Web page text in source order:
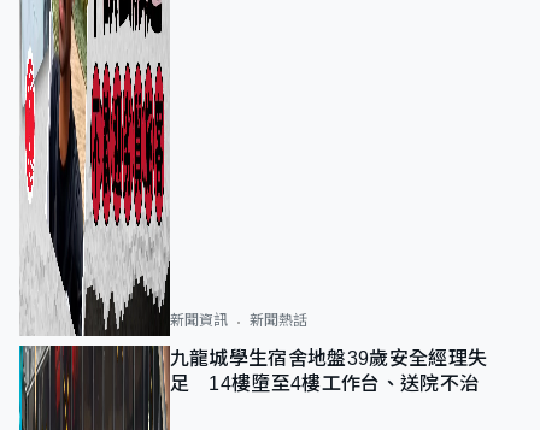
新聞資訊 新聞熱話
九龍城學生宿舍地盤39歲安全經理失
足 14樓墮至4樓工作台、送院不治